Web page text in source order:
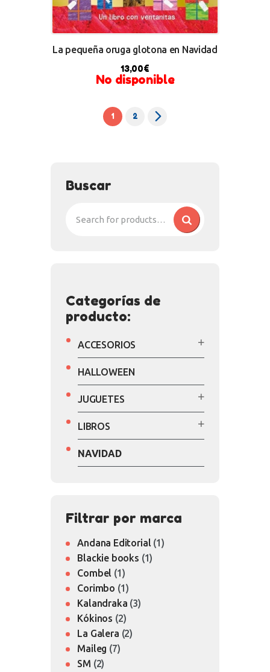
La pequeña oruga glotona en Navidad
13,00€
No disponible
1 2
Buscar
Categorías de
producto:
ACCESORIOS
HALLOWEEN
JUGUETES
LIBROS
NAVIDAD
Filtrar por marca
Andana Editorial (1)
Blackie books (1)
Combel (1)
Corimbo (1)
Kalandraka (3)
Kókinos (2)
La Galera (2)
Maileg (7)
SM (2)